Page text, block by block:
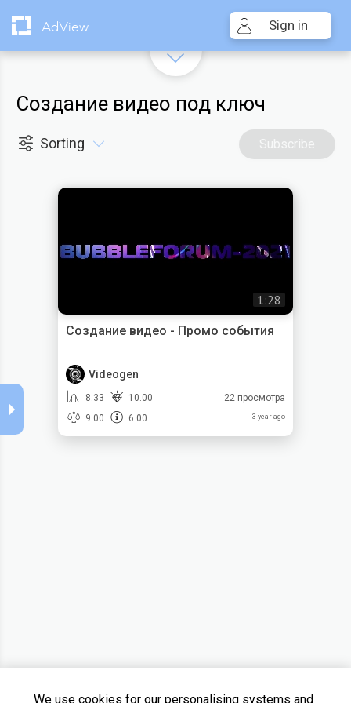
AdView Sign in
Создание видео под ключ
Sorting Subscribe
1:28
Создание видео - Промо события
Videogen
8.33
10.00
9.00
6.00
22 просмотра
3 year ago
We use cookies for our personalising systems and